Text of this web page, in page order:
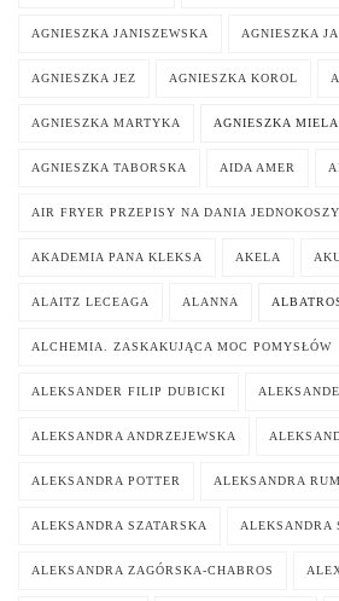
AGNIESZKA JANISZEWSKA AGNIESZKA
AGNIESZKA JEZ AGNIESZKA KOROL
AGNIESZKA MARTYKA AGNIESZKA MIELA
AGNIESZKA TABORSKA AIDA AMER
AIR FRYER PRZEPISY NA DANIA
AKADEMIA PANA KLEKSA AKELA
ALAITZ LECEAGA ALANNA
ALCHEMIA. ZASKAKUJĄCA MOC POMYSŁÓW
ALEKSANDER FILIP DUBICKI
ALEKSANDRA ANDRZEJEWSKA
ALEKSANDRA POTTER ALEKSANDRA
ALEKSANDRA SZATARSKA ALEKSANDRA
ALEKSANDRA ZAGÓRSKA-CHABROS